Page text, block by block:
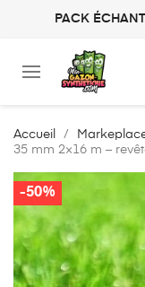
PACK
Accueil
35 mm 2×16 m –
-50%
-50%